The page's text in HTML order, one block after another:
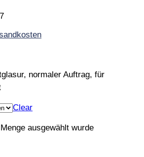
normaler Auftrag, für
Clear
ausgewählt wurde